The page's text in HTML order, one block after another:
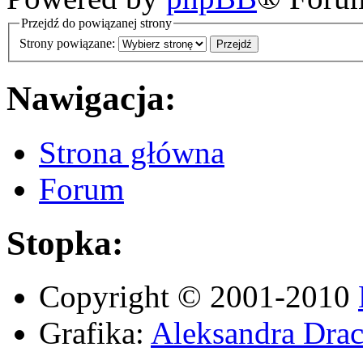
Przejdź do powiązanej strony
Strony powiązane:
Nawigacja:
Strona główna
Forum
Stopka:
Copyright © 2001-2010
Grafika: Aleksandra